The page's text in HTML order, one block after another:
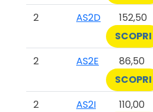
2
AS2D 152,50
SCOPRI
2
AS2E 86,50
SCOPRI
2
AS2I 110,00